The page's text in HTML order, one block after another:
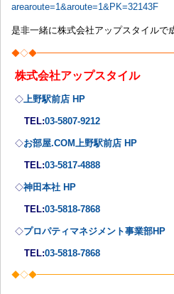
arearoute=1&aroute=1&PK=32143F
是非一緒に株式会社アップスタイルで
株式会社アップスタイル
◇ 上野駅前店 HP
TEL:03-5807-9212
◇お部屋.COM上野駅前店 HP
TEL:03-5817-4888
◇神田本社 HP
TEL:03-5818-7868
◇プロパティマネジメント事業部HP
TEL:03-5818-7868